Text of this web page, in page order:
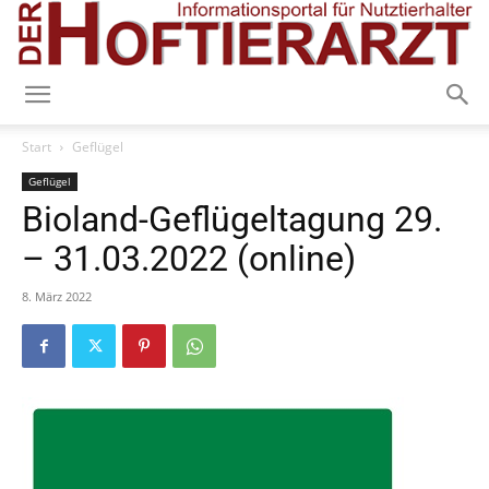
Start Geflügel
Geflügel
Bioland-Geflügeltagung 29.
– 31.03.2022 (online)
8. März 2022